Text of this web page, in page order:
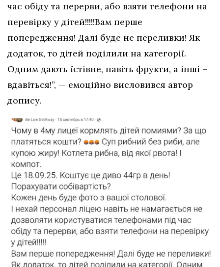
час обіду та перерви, або взяти телефони на
перевірку у дітей!!!!!Вам перше
попередження! Далі буде не переливки! Як
додаток, то дітей поділили на категорії.
Одним дають їстівне, навіть фрукти, а інші –
вдавіться!”, — емоційно висловився автор
допису.